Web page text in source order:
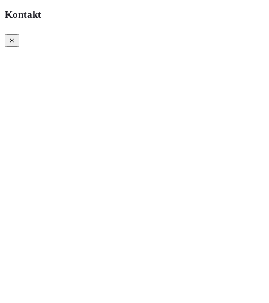
Kontakt
×